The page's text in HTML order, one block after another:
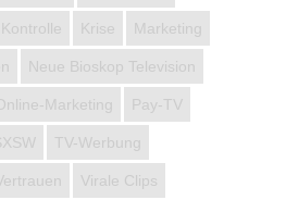
Kontrolle Krise Marketing
Neue Bioskop Television
Marketing Pay-TV
TV-Werbung
Virale Clips